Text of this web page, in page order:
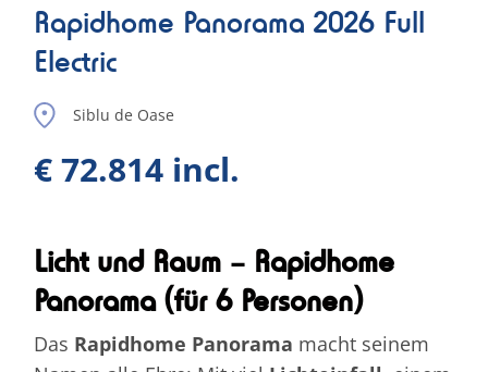
Rapidhome Panorama 2026 Full
Electric
Siblu de Oase
€ 72.814 incl.
Licht und Raum – Rapidhome
Panorama (für 6 Personen)
Das Rapidhome Panorama macht seinem